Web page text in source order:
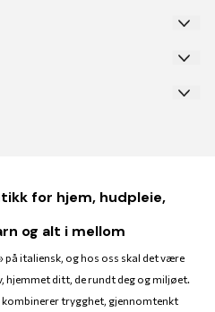
for hjem, hudpleie,
og alt i mellom
på italiensk, og hos oss skal det være
hjemmet ditt, de rundt deg og miljøet.
trygghet, gjennomtenkt